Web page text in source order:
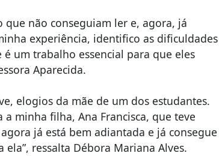
não conseguiam ler e, agora, já
experiência, identifico as dificuldades
um trabalho essencial para que eles
Aparecida.
elogios da mãe de um dos estudantes.
minha filha, Ana Francisca, que teve
já está bem adiantada e já consegue
ressalta Débora Mariana Alves.